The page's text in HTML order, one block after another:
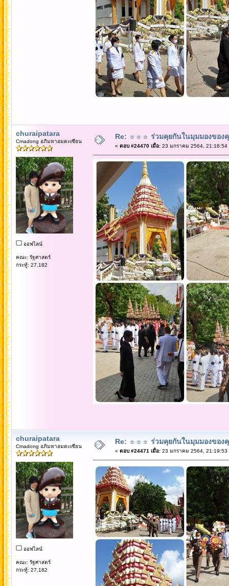
churaipatara
Cmadong อภิมหาอมตะเซียน
ออฟไลน์
คณะ: รัฐศาสตร์
กระทู้: 27,182
Re: ☼☼☼ ร่วมคุยกันในมุมมองของ
« ตอบ #24470 เมื่อ:23 มกราคม 2564, 21:18:54
churaipatara
Cmadong อภิมหาอมตะเซียน
ออฟไลน์
คณะ: รัฐศาสตร์
กระทู้: 27,182
Re: ☼☼☼ ร่วมคุยกันในมุมมองของ
« ตอบ #24471 เมื่อ:23 มกราคม 2564, 21:19:53